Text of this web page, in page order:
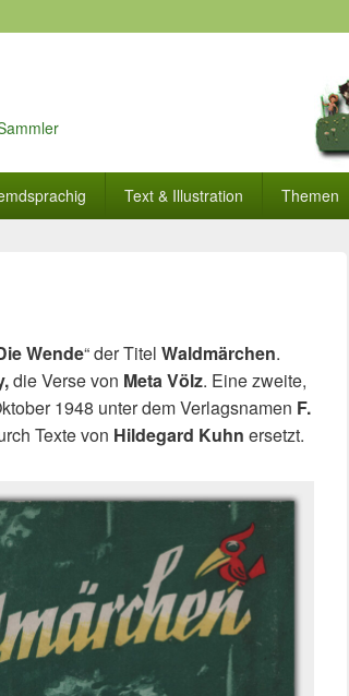
Text & Illustration Themen
Wende“ der Titel Waldmärchen.
die Verse von Meta Völz. Eine zweite,
1948 unter dem Verlagsnamen F.
Texte von Hildegard Kuhn ersetzt.